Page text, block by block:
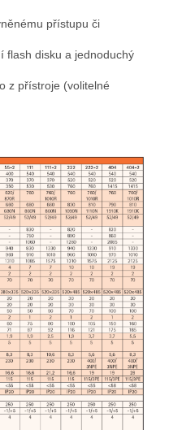
přístupu či
flash disku a jednoduchý
z přístroje (volitelné